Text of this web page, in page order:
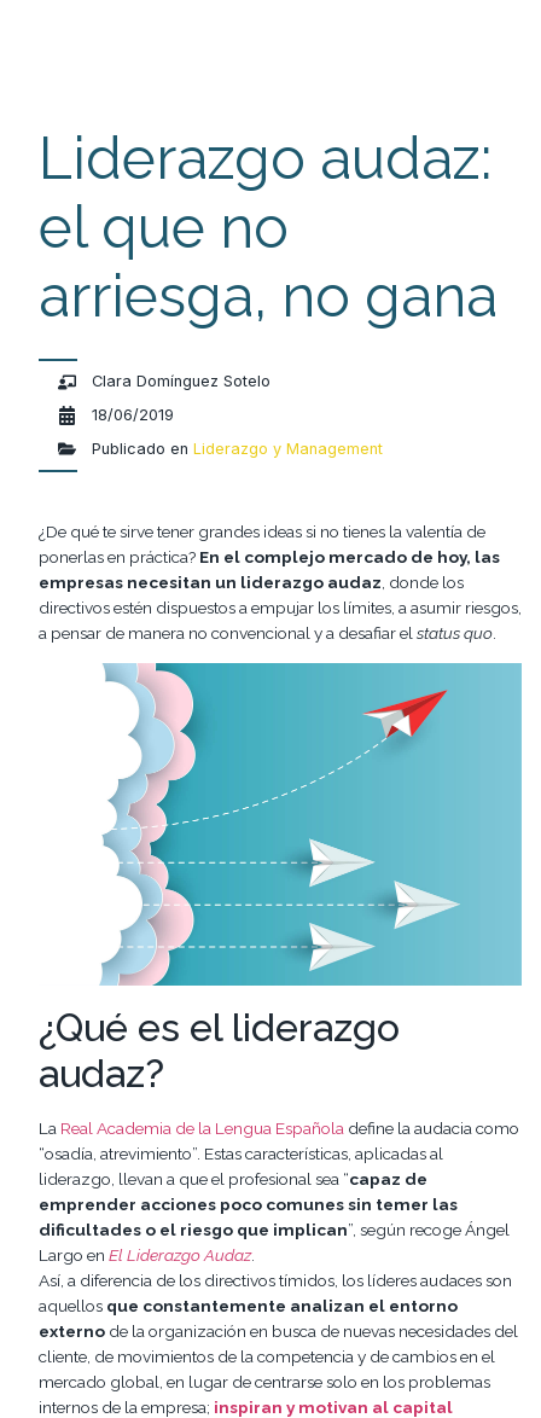
Liderazgo audaz:
el que no
arriesga, no gana
Clara Domínguez Sotelo
18/06/2019
Publicado en Liderazgo y Management
¿De qué te sirve tener grandes ideas si no tienes la valentía de
ponerlas en práctica? En el complejo mercado de hoy, las
empresas necesitan un liderazgo audaz , donde los
directivos estén dispuestos a empujar los límites, a asumir riesgos,
a pensar de manera no convencional y a desafiar el status quo
¿Qué es el liderazgo
audaz?
La Real Academia de la Lengua Española define la audacia como
“osadía, atrevimiento”. Estas características, aplicadas al
liderazgo, llevan a que el profesional sea “capaz de
emprender acciones poco comunes sin temer las
dificultades o el riesgo que implican”, según recoge Ángel
Largo en El Liderazgo Audaz.
Así, a diferencia de los directivos tímidos, los líderes audaces son
aquellos que constantemente analizan el entorno
externo de la organización en busca de nuevas necesidades del
cliente, de movimientos de la competencia y de cambios en el
mercado global, en lugar de centrarse solo en los problemas
internos de la empresa; inspiran y motivan al capital